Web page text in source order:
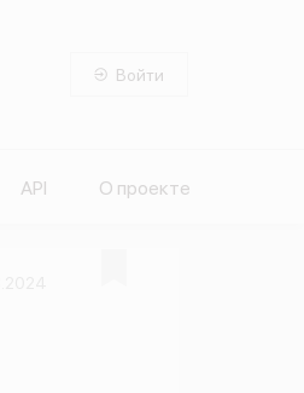
Войти
API О проекте